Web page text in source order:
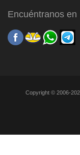
Encuéntranos en
Copyright © 2006-